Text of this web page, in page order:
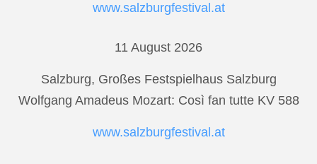
www.salzburgfestival.at
11 August 2026
Salzburg, Großes Festspielhaus Salzburg
Wolfgang Amadeus Mozart: Così fan tutte KV 588
www.salzburgfestival.at